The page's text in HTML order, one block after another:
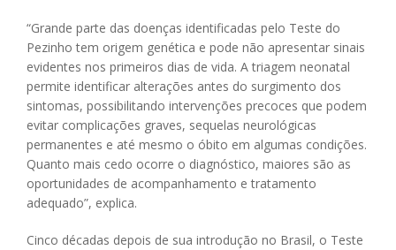
“Grande parte das doenças identificadas pelo Teste do
Pezinho tem origem genética e pode não apresentar sinais
evidentes nos primeiros dias de vida. A triagem neonatal
permite identificar alterações antes do surgimento dos
sintomas, possibilitando intervenções precoces que podem
evitar complicações graves, sequelas neurológicas
permanentes e até mesmo o óbito em algumas condições.
Quanto mais cedo ocorre o diagnóstico, maiores são as
oportunidades de acompanhamento e tratamento
adequado”, explica.
Cinco décadas depois de sua introdução no Brasil, o Teste